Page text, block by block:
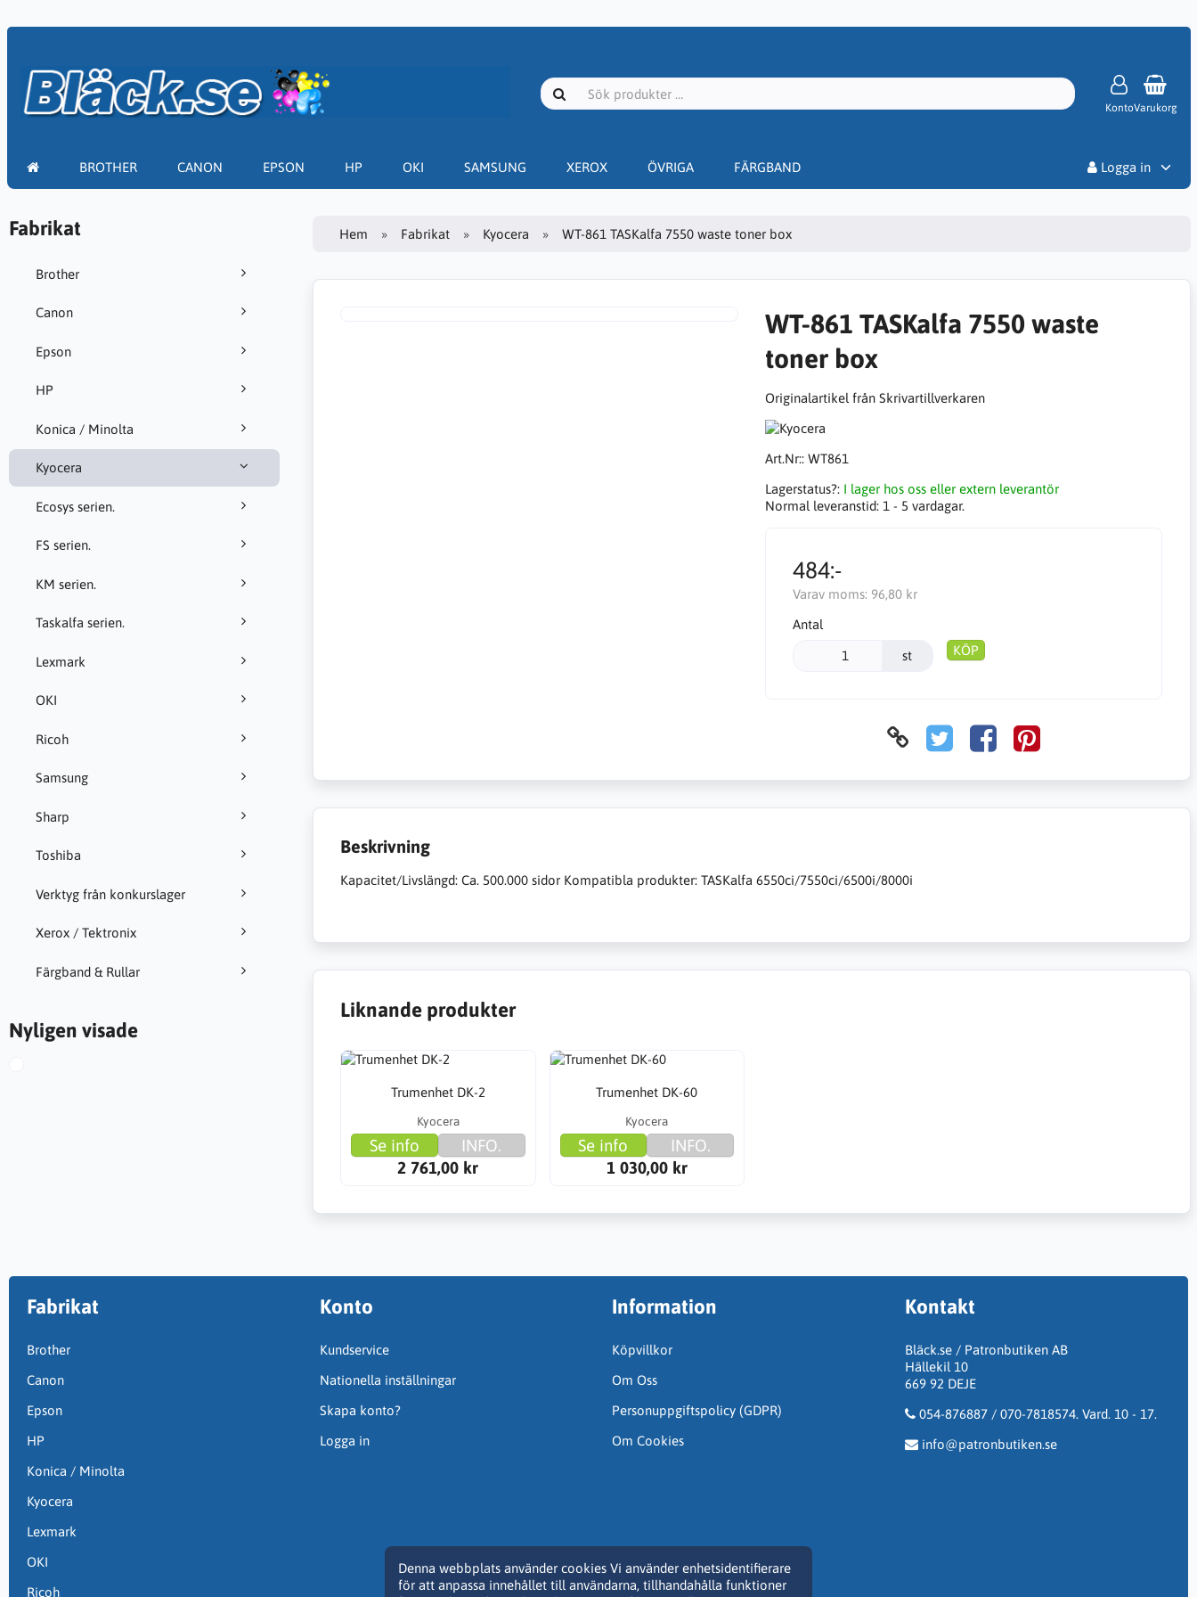
KontoVarukorg
BROTHER CANON EPSON HP OKI SAMSUNG XEROX ÖVRIGA FÄRGBAND
Logga in
Fabrikat
Brother
Canon
Epson
HP
Konica / Minolta
Kyocera
Ecosys serien.
FS serien.
KM serien.
Taskalfa serien.
Lexmark
OKI
Ricoh
Samsung
Sharp
Toshiba
Verktyg från konkurslager
Xerox / Tektronix
Färgband & Rullar
Nyligen visade
Hem Fabrikat Kyocera WT-861 TASKalfa 7550 waste toner box
WT-861 TASKalfa 7550 waste
toner box
Originalartikel från Skrivartillverkaren
Art.Nr:: WT861
Lagerstatus?: I lager hos oss eller extern leverantör
Normal leveranstid: 1 - 5 vardagar.
484:-
Varav moms: 96,80 kr
Antal
st KÖP
Beskrivning
Kapacitet/Livslängd: Ca. 500.000 sidor Kompatibla produkter: TASKalfa 6550ci/7550ci/6500i/8000i
Liknande produkter
Trumenhet DK-2
Kyocera
Se info
INFO.
2 761,00 kr
Trumenhet DK-60
Kyocera
Se info
INFO.
1 030,00 kr
Denna webbplats använder cookies Vi använder enhetsidentifierare
för att anpassa innehållet till användarna, tillhandahålla funktioner
Fabrikat
Brother
Canon
Epson
HP
Konica / Minolta
Kyocera
Lexmark
OKI
Ricoh
Konto
Kundservice
Nationella inställningar
Skapa konto?
Logga in
Information
Köpvillkor
Om Oss
Personuppgiftspolicy (GDPR)
Om Cookies
Kontakt
Bläck.se / Patronbutiken AB
Hällekil 10
669 92 DEJE
054-876887 / 070-7818574. Vard. 10 - 17.
info@patronbutiken.se